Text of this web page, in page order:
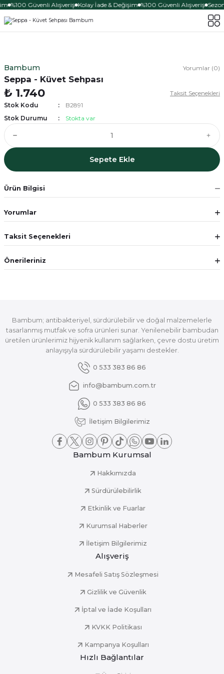
%100 Güvenli Alışveriş Kolay İade & Değişim %100 Güvenli Alışveriş
Bambum Yorumlar (0)
Seppa - Küvet Sehpası
₺ 1.740
Taksit Seçenekleri
Stok Kodu
B2891
Stok Durumu
Stokta var
Sepete Ekle
Ürün Bilgisi
Yorumlar
Taksit Seçenekleri
Önerileriniz
Bambum; antibakteriyel, sürdürülebilir ve doğal malzemelerle
tasarlanmış mutfak ve sofra ürünleri sunar. Yenilenebilir bambudan
üretilen ürünlerimiz hijyenik kullanım sağlarken, çevre dostu üretim
anlayışıyla sürdürülebilir yaşamı destekler.
0 533 383 86 86
info@bambum.com.tr
0 533 383 86 86
İletişim Bilgilerimiz
Bambum Kurumsal
Hakkımızda
Sürdürülebilirlik
Etkinlik ve Fuarlar
Kurumsal Haberler
İletişim Bilgilerimiz
Alışveriş
Mesafeli Satış Sözleşmesi
Gizlilik ve Güvenlik
İptal ve İade Koşulları
KVKK Politikası
Kampanya Koşulları
Hızlı Bağlantılar